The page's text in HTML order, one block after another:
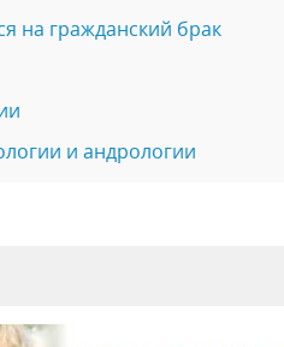
на гражданский брак
и андрологии